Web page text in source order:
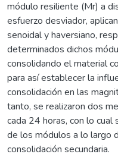
módulo resiliente (Mr) a
esfuerzo desviador,
senoidal y haversiano,
determinados dichos
consolidando el material
para así establecer la
consolidación en las
tanto, se realizaron dos
cada 24 horas, con lo cual
de los módulos a lo largo
consolidación secundaria.